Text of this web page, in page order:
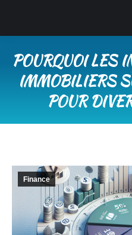
POURQUOI LES
IMMOBILIERS
POUR
Finance